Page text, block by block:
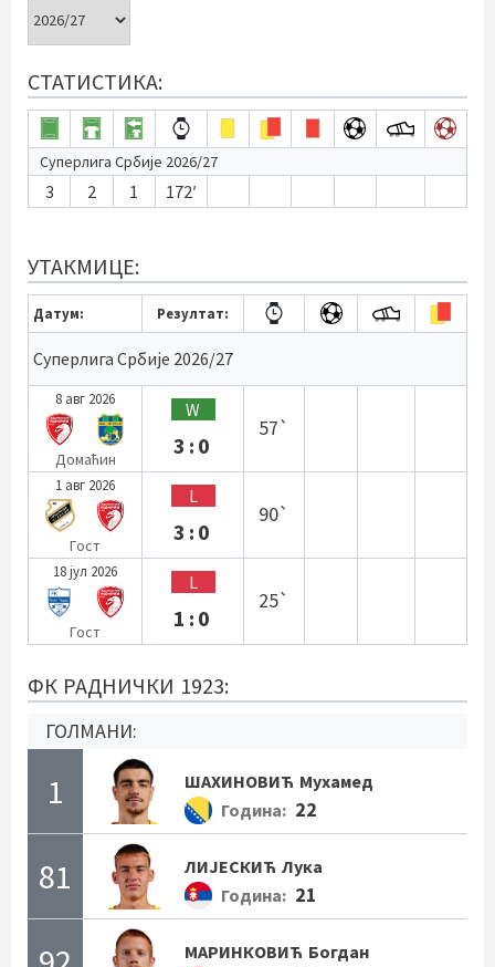
СТАТИСТИКА:
Суперлига Србије 2026/27
3 2 1 172′
УТАКМИЦЕ:
Датум: Резултат:
Суперлига Србије 2026/27
8 авг 2026
Домаћин
W
3:0
57`
1 авг 2026
Гост
L
3:0
90`
18 јул 2026
Гост
L
1:0
25`
ФК РАДНИЧКИ 1923:
ГОЛМАНИ:
1 ШАХИНОВИЋ Мухамед
Година: 22
81 ЛИЈЕСКИЋ Лука
Година: 21
МАРИНКОВИЋ Богдан